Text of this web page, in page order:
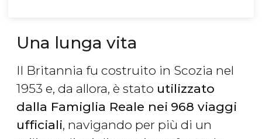
Una lunga vita
Il Britannia fu costruito in Scozia nel
1953 e, da allora, è stato utilizzato
dalla Famiglia Reale nei 968 viaggi
ufficiali, navigando per più di un